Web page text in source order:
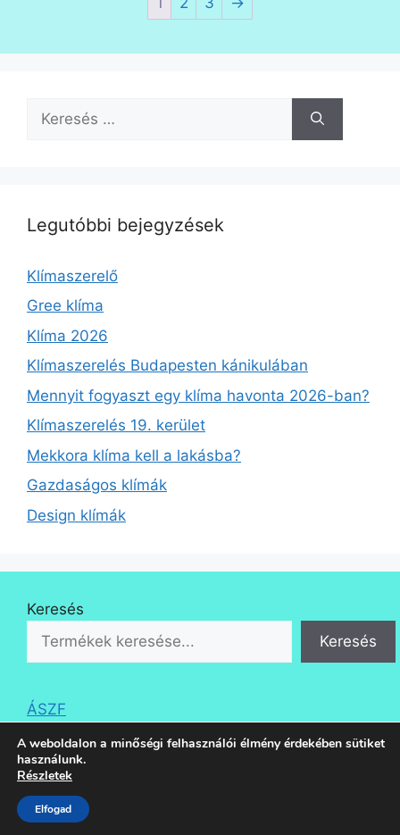
Keresés:
Legutóbbi bejegyzések
Klímaszerelő
Gree klíma
Klíma 2026
Klímaszerelés Budapesten kánikulában
Mennyit fogyaszt egy klíma havonta 2026-ban?
Klímaszerelés 19. kerület
Mekkora klíma kell a lakásba?
Gazdaságos klímák
Design klímák
Keresés
Keresés
ÁSZF
© 2026 Klíma Áruda
A weboldalon a minőségi felhasználói élmény érdekében sütiket
használunk.
Részletek
Elfogad